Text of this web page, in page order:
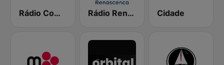
Rádio Comercial Rádio Renascença Cidade